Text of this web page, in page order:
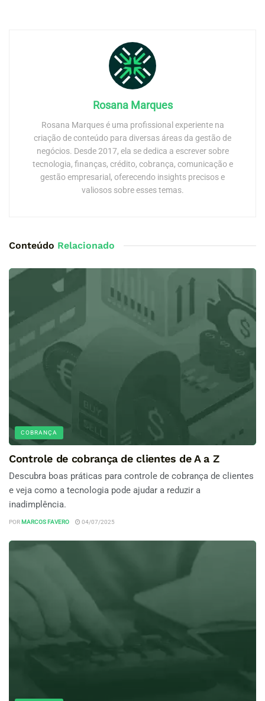
Rosana Marques
Rosana Marques é uma profissional experiente na
criação de conteúdo para diversas áreas da gestão de
negócios. Desde 2017, ela se dedica a escrever sobre
tecnologia, finanças, crédito, cobrança, comunicação e
gestão empresarial, oferecendo insights precisos e
valiosos sobre esses temas.
Conteúdo Relacionado
COBRANÇA
Controle de cobrança de clientes de A a Z
Descubra boas práticas para controle de cobrança de clientes
e veja como a tecnologia pode ajudar a reduzir a
inadimplência.
POR MARCOS FAVERO 04/07/2025